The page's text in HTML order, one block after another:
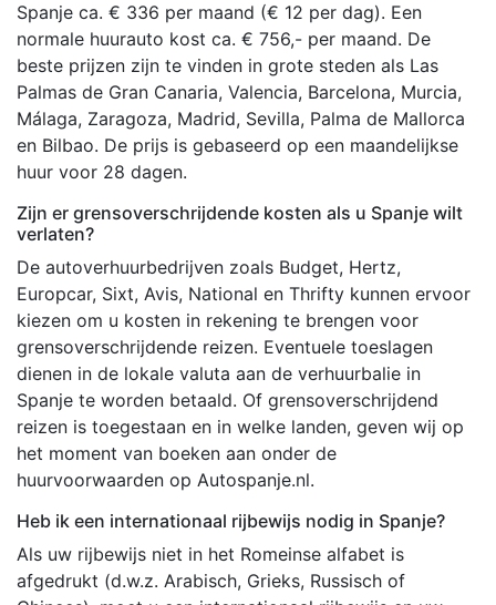
Spanje ca. € 336 per maand (€ 12 per dag). Een
normale huurauto kost ca. € 756,- per maand. De
beste prijzen zijn te vinden in grote steden als Las
Palmas de Gran Canaria, Valencia, Barcelona, Murcia,
Málaga, Zaragoza, Madrid, Sevilla, Palma de Mallorca
en Bilbao. De prijs is gebaseerd op een maandelijkse
huur voor 28 dagen.
Zijn er grensoverschrijdende kosten als u Spanje wilt
verlaten?
De autoverhuurbedrijven zoals Budget, Hertz,
Europcar, Sixt, Avis, National en Thrifty kunnen ervoor
kiezen om u kosten in rekening te brengen voor
grensoverschrijdende reizen. Eventuele toeslagen
dienen in de lokale valuta aan de verhuurbalie in
Spanje te worden betaald. Of grensoverschrijdend
reizen is toegestaan en in welke landen, geven wij op
het moment van boeken aan onder de
huurvoorwaarden op Autospanje.nl.
Heb ik een internationaal rijbewijs nodig in Spanje?
Als uw rijbewijs niet in het Romeinse alfabet is
afgedrukt (d.w.z. Arabisch, Grieks, Russisch of